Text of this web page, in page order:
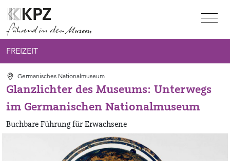
Zur Service Navigation
Zur Hauptnavigation
Zum Inhalt
FREIZEIT
Germanisches Nationalmuseum
Glanzlichter des Museums: Unterwegs
im Germanischen Nationalmuseum
Buchbare Führung für Erwachsene